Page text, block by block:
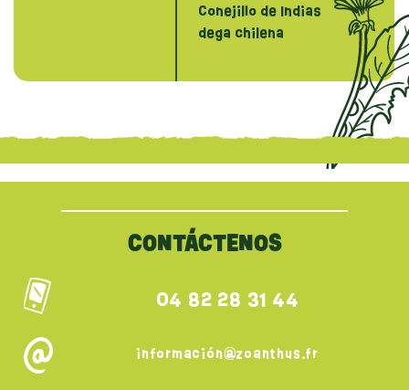
Conejillo de Indias
dega chilena
CONTÁCTENOS
04 82 28 31 44
información@zoanthus.fr